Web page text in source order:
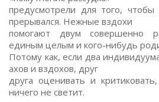
предусмотрели для того,
прерывался. Нежные вздохи
помогают двум совершенно
единым целым и кого-нибудь
Потому как, если два
ахов и вздохов, друг
друга оценивать и
ничего не светит.